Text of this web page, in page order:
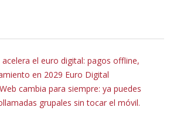
acelera el euro digital: pagos offline,
en 2029 Euro Digital
cambia para siempre: ya puedes
grupales sin tocar el móvil.